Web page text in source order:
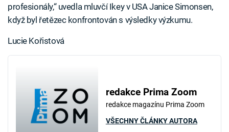
profesionály,“ uvedla mluvčí Ikey v USA Janice Simonsen,
když byl řetězec konfrontován s výsledky výzkumu.
Lucie Kořistová
redakce Prima Zoom
redakce magazínu Prima Zoom
VŠECHNY ČLÁNKY AUTORA